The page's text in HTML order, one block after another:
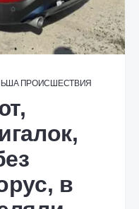
ПРОИСШЕСТВИЯ
в